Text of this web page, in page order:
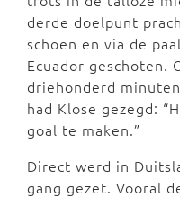
derde doelpunt
schoen en via de
Ecuador geschoten.
driehonderd
had Klose gezegd:
goal te maken.”
Direct werd in
gang gezet. Vooral